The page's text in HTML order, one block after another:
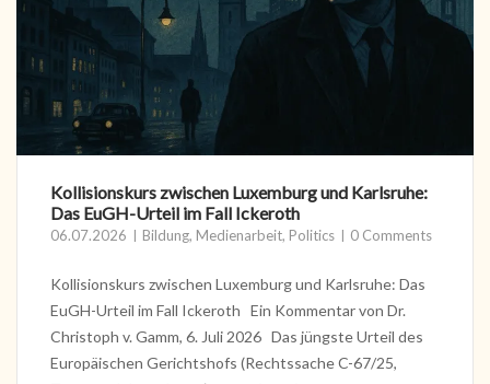
Kollisionskurs zwischen Luxemburg und Karlsruhe:
Das EuGH-Urteil im Fall Ickeroth
06.07.2026 Bildung, Medienarbeit, Politics 0 Comments
Kollisionskurs zwischen Luxemburg und Karlsruhe: Das
EuGH-Urteil im Fall Ickeroth Ein Kommentar von Dr.
Christoph v. Gamm, 6. Juli 2026 Das jüngste Urteil des
Europäischen Gerichtshofs (Rechtssache C-67/25,